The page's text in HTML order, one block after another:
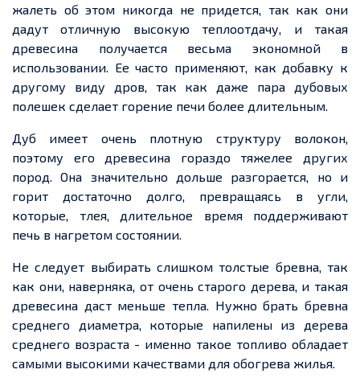
жалеть об этом никогда не придется, так как они
дадут отличную высокую теплоотдачу, и такая
древесина получается весьма экономной в
использовании. Ее часто применяют, как добавку к
другому виду дров, так как даже пара дубовых
полешек сделает горение печи более длительным.
Дуб имеет очень плотную структуру волокон,
поэтому его древесина гораздо тяжелее других
пород. Она значительно дольше разгорается, но и
горит достаточно долго, превращаясь в угли,
которые, тлея, длительное время поддерживают
печь в нагретом состоянии.
Не следует выбирать слишком толстые бревна, так
как они, наверняка, от очень старого дерева, и такая
древесина даст меньше тепла. Нужно брать бревна
среднего диаметра, которые напилены из дерева
среднего возраста - именно такое топливо обладает
самыми высокими качествами для обогрева жилья.